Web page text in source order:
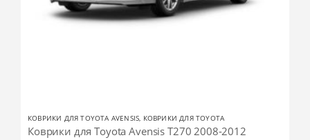
КОВРИКИ ДЛЯ TOYOTA AVENSIS, КОВРИКИ ДЛЯ TOYOTA
Коврики для Toyota Avensis T270 2008-2012